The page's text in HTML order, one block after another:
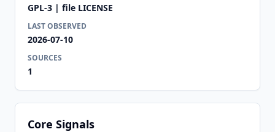
GPL-3 | file LICENSE
LAST OBSERVED
2026-07-10
SOURCES
1
Core Signals